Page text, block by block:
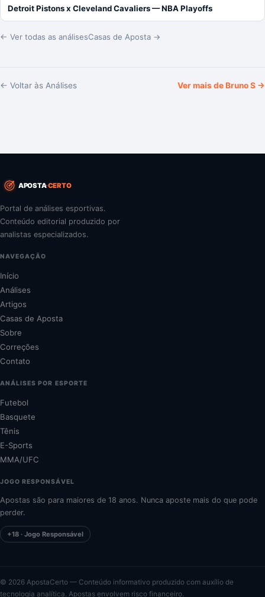
Detroit Pistons x Cleveland Cavaliers — NBA Playoffs
← Ver todas as análisesCasas de Aposta →
← Voltar às Análises Ver mais deBruno S →
APOSTACERTO
Portal de análises esportivas.
Conteúdo editorial produzido por
analistas especializados.
NAVEGAÇÃO
Início
Análises
Artigos
Casas de Aposta
Sobre
Correções
Contato
ANÁLISES POR ESPORTE
Futebol
Basquete
Tênis
E-Sports
MMA/UFC
JOGO RESPONSÁVEL
Apostas são para maiores de 18 anos. Nunca aposte mais do que pode
perder.
+18 · Jogo Responsável
© 2026 ApostaCerto — Conteúdo informativo produzido com auxílio de
tecnologia analítica. Apostas envolvem risco financeiro.